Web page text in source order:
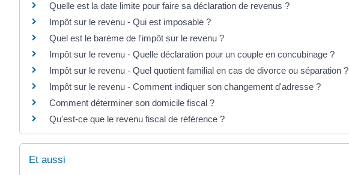
Quelle est la date limite pour faire sa déclaration de revenus ?
Impôt sur le revenu - Qui est imposable ?
Quel est le barème de l'impôt sur le revenu ?
Impôt sur le revenu - Quelle déclaration pour un couple en concubinage ?
Impôt sur le revenu - Quel quotient familial en cas de divorce ou séparation ?
Impôt sur le revenu - Comment indiquer son changement d'adresse ?
Comment déterminer son domicile fiscal ?
Qu'est-ce que le revenu fiscal de référence ?
Et aussi